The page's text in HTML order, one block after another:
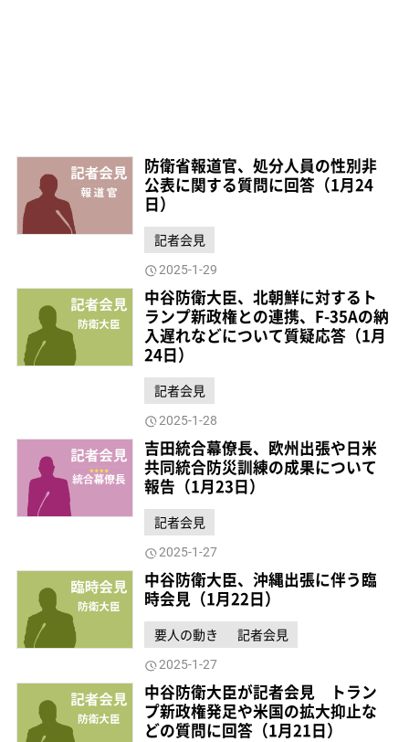
防衛省報道官、処分人員の性別非
公表に関する質問に回答（1月24
日）
記者会見
2025-1-29
中谷防衛大臣、北朝鮮に対するト
ランプ新政権との連携、F-35Aの納
入遅れなどについて質疑応答（1月
24日）
記者会見
2025-1-28
吉田統合幕僚長、欧州出張や日米
共同統合防災訓練の成果について
報告（1月23日）
記者会見
2025-1-27
中谷防衛大臣、沖縄出張に伴う臨
時会見（1月22日）
要人の動き 記者会見
2025-1-27
中谷防衛大臣が記者会見 トラン
プ新政権発足や米国の拡大抑止な
どの質問に回答（1月21日）